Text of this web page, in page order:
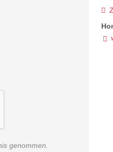
genommen.